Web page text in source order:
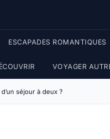
ESCAPADES ROMANTIQUES
VOYAGER
séjour à deux ?